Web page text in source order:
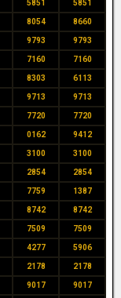
5851 5851
8054 8660
9793 9793
7160 7160
8303 6113
9713 9713
7720 7720
0162 9412
3100 3100
2854 2854
7759 1387
8742 8742
7509 7509
4277 5906
2178 2178
9017 9017